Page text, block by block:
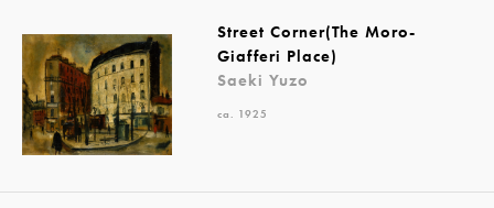
Street Corner(The Moro-
Giafferi Place)
Saeki Yuzo
ca. 1925